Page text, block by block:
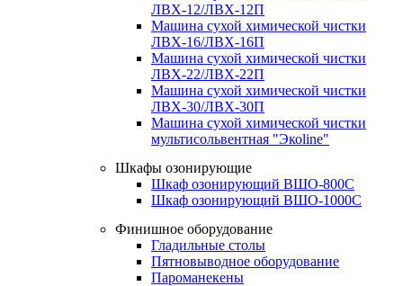
ЛВХ-12/ЛВХ-12П
Машина сухой химической чистки
ЛВХ-16/ЛВХ-16П
Машина сухой химической чистки
ЛВХ-22/ЛВХ-22П
Машина сухой химической чистки
ЛВХ-30/ЛВХ-30П
Машина сухой химической чистки
мультисольвентная "Экоline"
Шкафы озонирующие
Шкаф озонирующий ВШО-800С
Шкаф озонирующий ВШО-1000С
Финишное оборудование
Гладильные столы
Пятновыводное оборудование
Пароманекены